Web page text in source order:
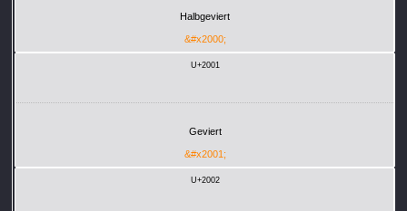
Halbgeviert
&#x2000;
U+2001
Geviert
&#x2001;
U+2002